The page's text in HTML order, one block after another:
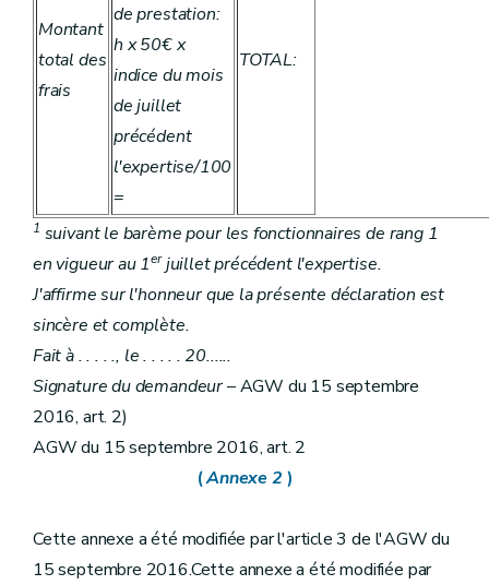
Montant
total des
frais
de prestation:
h x 50€ x
indice du mois
de juillet
précédent
l'expertise/100
=
TOTAL:
1 suivant le barème pour les fonctionnaires de rang 1
en vigueur au 1erjuillet précédent l'expertise.
J'affirme sur l'honneur que la présente déclaration est
sincère et complète.
Fait à . . . . ., le . . . . . 20......
Signature du demandeur– AGW du 15 septembre
2016, art. 2)
AGW du 15 septembre 2016, art. 2
(Annexe2 )
Cette annexe a été modifiée par l'article 3 de l'AGW du
15 septembre 2016.Cette annexe a été modifiée par